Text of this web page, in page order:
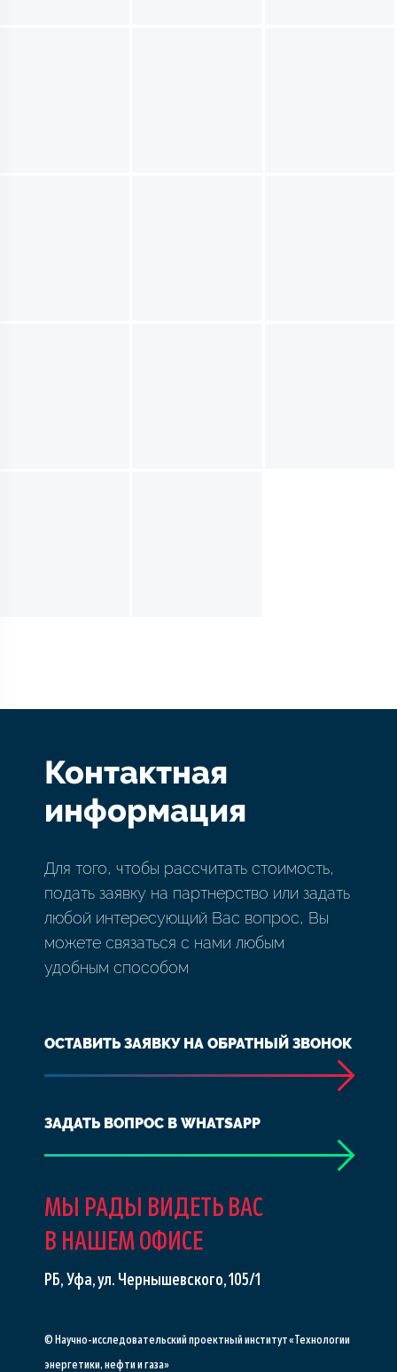
Контактная
информация
Для того, чтобы рассчитать стоимость,
подать заявку на партнерство или задать
любой интересующий Вас вопрос, Вы
можете связаться с нами любым
удобным способом
ОСТАВИТЬ ЗАЯВКУ НА ОБРАТНЫЙ ЗВОНОК
ЗАДАТЬ ВОПРОС В WHATSAPP
МЫ РАДЫ ВИДЕТЬ ВАС
В НАШЕМ ОФИСЕ
РБ, Уфа, ул. Чернышевского, 105/1
© Научно-исследовательский проектный институт «Технологии
энергетики, нефти и газа»